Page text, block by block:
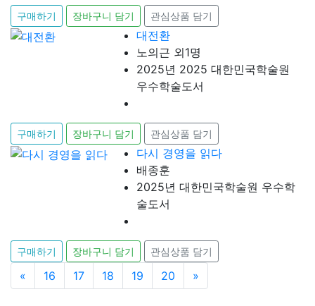
구매하기 장바구니 담기 관심상품 담기
대전환
노의근 외1명
2025년 2025 대한민국학술원
우수학술도서
구매하기 장바구니 담기 관심상품 담기
다시 경영을 읽다
배종훈
2025년 대한민국학술원 우수학
술도서
구매하기 장바구니 담기 관심상품 담기
« 이전16 17 18 19 20 »